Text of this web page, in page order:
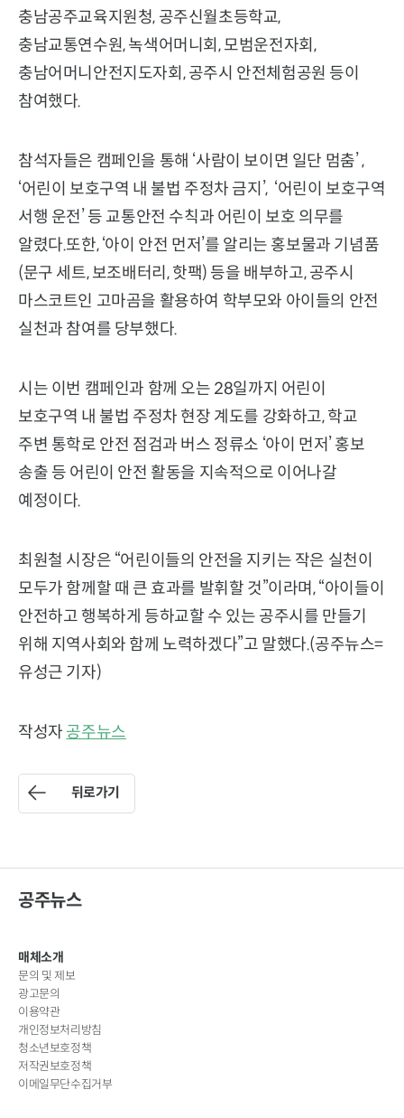
충남공주교육지원청, 공주신월초등학교,
충남교통연수원, 녹색어머니회, 모범운전자회,
충남어머니안전지도자회, 공주시 안전체험공원 등이
참여했다.
참석자들은 캠페인을 통해 ‘사람이 보이면 일단 멈춤’ ,
‘어린이 보호구역 내 불법 주정차 금지’, ‘어린이 보호구역
서행 운전’ 등 교통안전 수칙과 어린이 보호 의무를
알렸다.또한, ‘아이 안전 먼저’를 알리는 홍보물과 기념품
(문구 세트, 보조배터리, 핫팩) 등을 배부하고, 공주시
마스코트인 고마곰을 활용하여 학부모와 아이들의 안전
실천과 참여를 당부했다.
시는 이번 캠페인과 함께 오는 28일까지 어린이
보호구역 내 불법 주정차 현장 계도를 강화하고, 학교
주변 통학로 안전 점검과 버스 정류소 ‘아이 먼저’ 홍보
송출 등 어린이 안전 활동을 지속적으로 이어나갈
예정이다.
최원철 시장은 “어린이들의 안전을 지키는 작은 실천이
모두가 함께할 때 큰 효과를 발휘할 것”이라며, “아이들이
안전하고 행복하게 등하교할 수 있는 공주시를 만들기
위해 지역사회와 함께 노력하겠다”고 말했다.(공주뉴스=
유성근 기자)
작성자 공주뉴스
뒤로가기
공주뉴스
매체소개
문의 및 제보
광고문의
이용약관
개인정보처리방침
청소년보호정책
저작권보호정책
이메일무단수집거부